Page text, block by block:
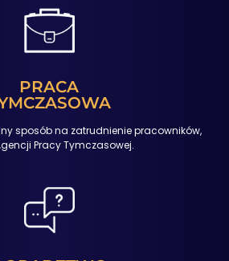
PRACA
sposób na zatrudnienie pracowników,
Pracy Tymczasowej.